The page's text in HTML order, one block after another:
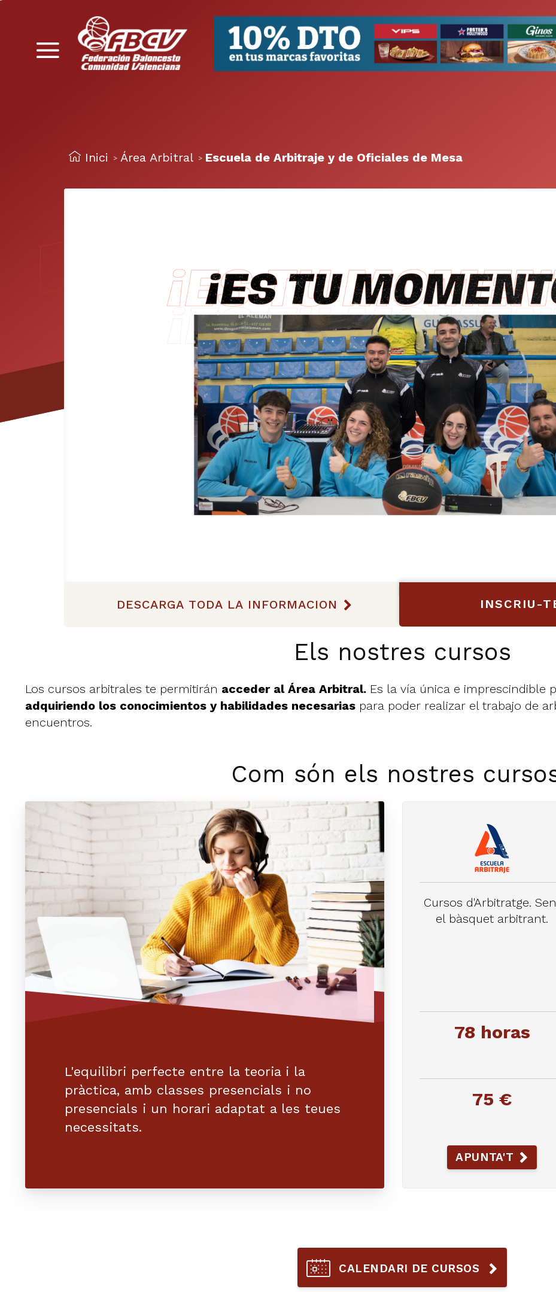
Inici > Área Arbitral > Escuela de Arbitraje y de Oficiales de Mesa
DESCARGA TODA LA INFORMACION INSCRIU-
Els nostres cursos
Los cursos arbitrales te permitirán acceder al Área Arbitral. Es la vía única e imprescindible
adquiriendo los conocimientos y habilidades necesarias para poder realizar el trabajo de
encuentros.
Com són els nostres
L'equilibri perfecte entre la teoria i la
pràctica, amb classes presencials i no
presencials i un horari adaptat a les teues
necessitats.
Cursos d'Arbitratge.
el bàsquet arbitrant.
78 horas
75 €
APUNTA'T
CALENDARI DE CURSOS